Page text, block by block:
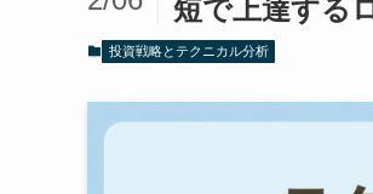
短で上達する
投資戦略とテクニカル分析